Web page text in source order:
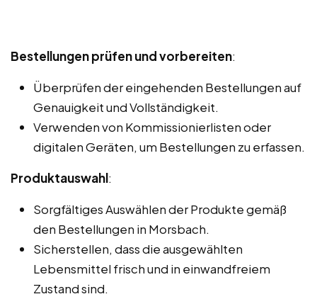
Bestellungen prüfen und vorbereiten:
Überprüfen der eingehenden Bestellungen auf
Genauigkeit und Vollständigkeit.
Verwenden von Kommissionierlisten oder
digitalen Geräten, um Bestellungen zu erfassen.
Produktauswahl:
Sorgfältiges Auswählen der Produkte gemäß
den Bestellungen in Morsbach.
Sicherstellen, dass die ausgewählten
Lebensmittel frisch und in einwandfreiem
Zustand sind.